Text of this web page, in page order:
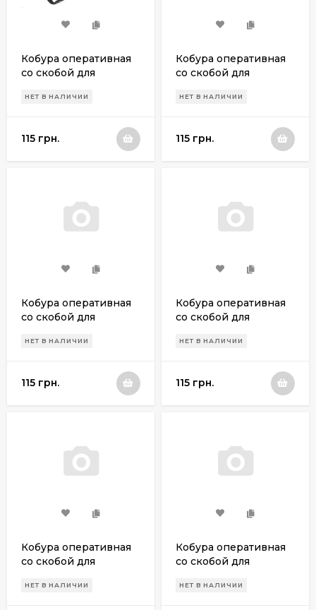
Кобура оперативная
со скобой для
пистолета Аникс А 101
НЕТ В НАЛИЧИИ
115 грн.
Кобура оперативная
со скобой для
пистолета Аникс А
НЕТ В НАЛИЧИИ
115 грн.
Кобура оперативная
со скобой для
пистолета PPK/S
НЕТ В НАЛИЧИИ
115 грн.
Кобура оперативная
со скобой для
пистолета МР 654к
НЕТ В НАЛИЧИИ
115 грн.
Кобура оперативная
со скобой для
пистолета Скиф
НЕТ В НАЛИЧИИ
Кобура оперативная
со скобой для
револьвера Crosman
НЕТ В НАЛИЧИИ